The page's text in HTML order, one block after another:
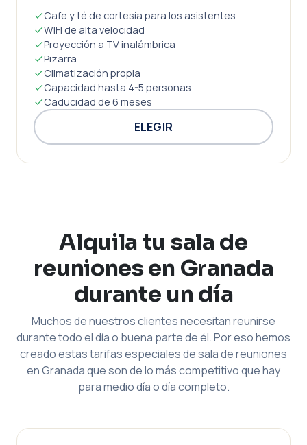
Cafe y té de cortesía para los asistentes
WIFI de alta velocidad
Proyección a TV inalámbrica
Pizarra
Climatización propia
Capacidad hasta 4-5 personas
Caducidad de 6 meses
ELEGIR
Alquila tu sala de
reuniones en Granada
durante un día
Muchos de nuestros clientes necesitan reunirse
durante todo el día o buena parte de él. Por eso hemos
creado estas tarifas especiales de sala de reuniones
en Granada que son de lo más competitivo que hay
para medio día o día completo.